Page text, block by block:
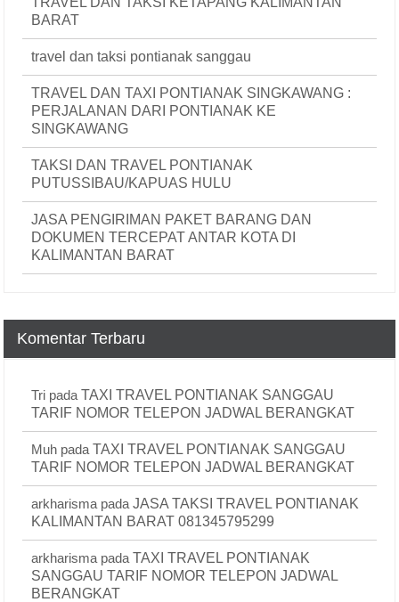
BARAT
travel dan taksi pontianak sanggau
TRAVEL DAN TAXI PONTIANAK SINGKAWANG :
PERJALANAN DARI PONTIANAK KE
SINGKAWANG
TAKSI DAN TRAVEL PONTIANAK
PUTUSSIBAU/KAPUAS HULU
JASA PENGIRIMAN PAKET BARANG DAN
DOKUMEN TERCEPAT ANTAR KOTA DI
KALIMANTAN BARAT
Komentar Terbaru
Tri padaTAXI TRAVEL PONTIANAK SANGGAU
TARIF NOMOR TELEPON JADWAL BERANGKAT
Muh padaTAXI TRAVEL PONTIANAK SANGGAU
TARIF NOMOR TELEPON JADWAL BERANGKAT
arkharisma padaJASA TAKSI TRAVEL PONTIANAK
KALIMANTAN BARAT 081345795299
arkharisma padaTAXI TRAVEL PONTIANAK
SANGGAU TARIF NOMOR TELEPON JADWAL
BERANGKAT